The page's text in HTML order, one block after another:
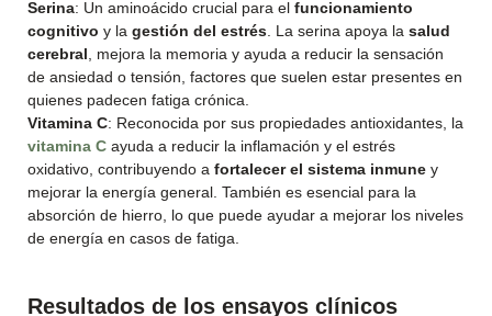
Serina: Un aminoácido crucial para el funcionamiento
cognitivo y la gestión del estrés . La serina apoya la salud
cerebral , mejora la memoria y ayuda a reducir la sensación
de ansiedad o tensión, factores que suelen estar presentes en
quienes padecen fatiga crónica.
Vitamina C: Reconocida por sus propiedades antioxidantes, la
vitamina C ayuda a reducir la inflamación y el estrés
oxidativo, contribuyendo a fortalecer el sistema inmune y
mejorar la energía general. También es esencial para la
absorción de hierro, lo que puede ayudar a mejorar los niveles
de energía en casos de fatiga.
Resultados de los ensayos clínicos